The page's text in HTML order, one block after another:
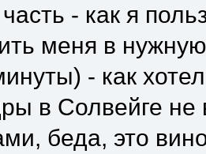
- как я
меня в
- как
в Солвейге не
беда, это